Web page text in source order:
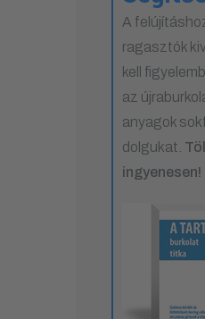
A
ragasztók
kell
az
anyagok
dolgukat.
ingyenesen!